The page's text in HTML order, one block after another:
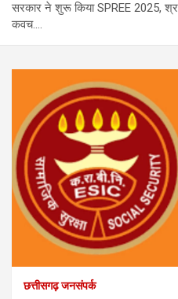
सरकार ने शुरू किया SPREE 2025,
कवच….
छत्तीसगढ़ जनसंपर्क